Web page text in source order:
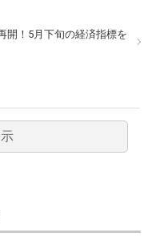
開！5月下旬の経済指標を